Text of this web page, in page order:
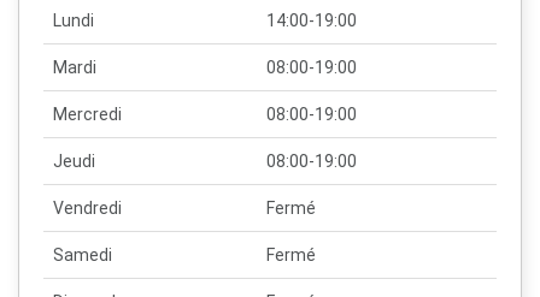
Lundi 14:00-19:00
Mardi 08:00-19:00
Mercredi 08:00-19:00
Jeudi 08:00-19:00
Vendredi Fermé
Samedi Fermé